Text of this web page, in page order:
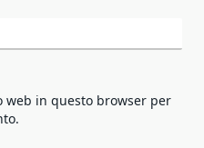
web in questo browser per